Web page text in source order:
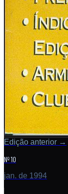
Edição anterior →
Nº 10
jan. de 1994